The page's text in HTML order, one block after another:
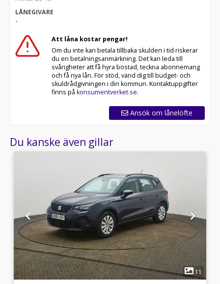
LÅNEGIVARE
-
Att låna kostar pengar!
Om du inte kan betala tillbaka skulden i tid riskerar
du en betalningsanmärkning. Det kan leda till
svårigheter att få hyra bostad, teckna abonnemang
och få nya lån. För stöd, vänd dig till budget- och
skuldrådgivningen i din kommun. Kontaktuppgifter
finns på konsumentverket.se.
Ansök om lånelöfte
Du kanske även gillar
1
11